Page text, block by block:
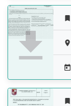




